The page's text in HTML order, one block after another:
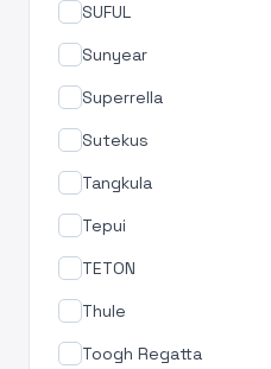
SUFUL
Sunyear
Superrella
Sutekus
Tangkula
Tepui
TETON
Thule
Toogh Regatta